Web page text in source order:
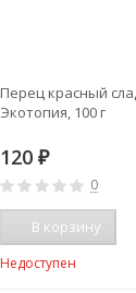
Перец красный
Экотопия, 100 г
120 ₽
0
В корзину
Недоступен